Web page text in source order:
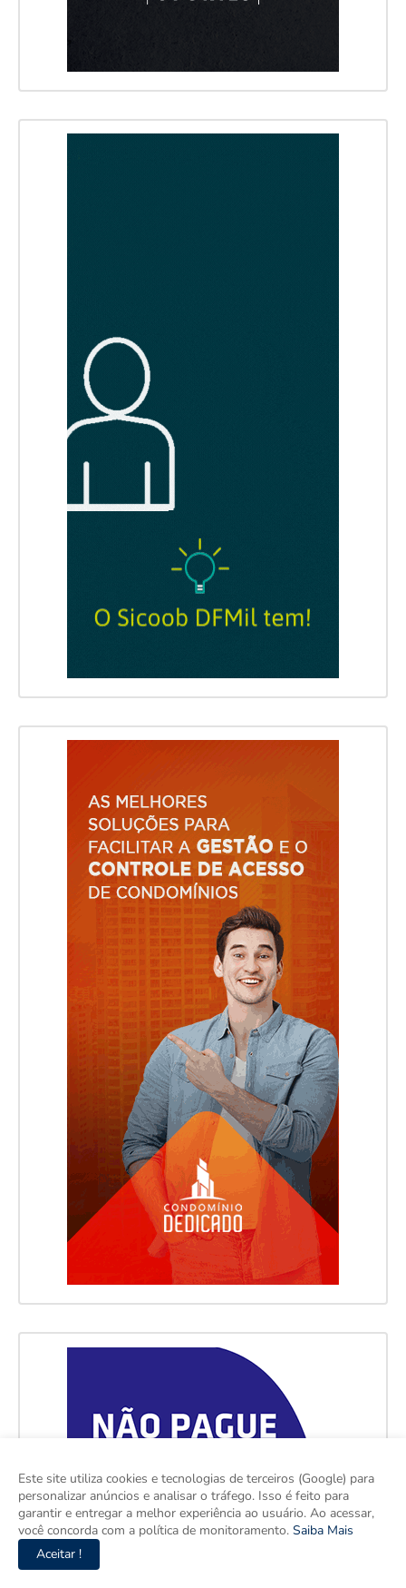
Este site utiliza cookies e tecnologias de terceiros (Google) para
personalizar anúncios e analisar o tráfego. Isso é feito para
garantir e entregar a melhor experiência ao usuário. Ao acessar,
você concorda com a política de monitoramento. Saiba Mais
Aceitar !